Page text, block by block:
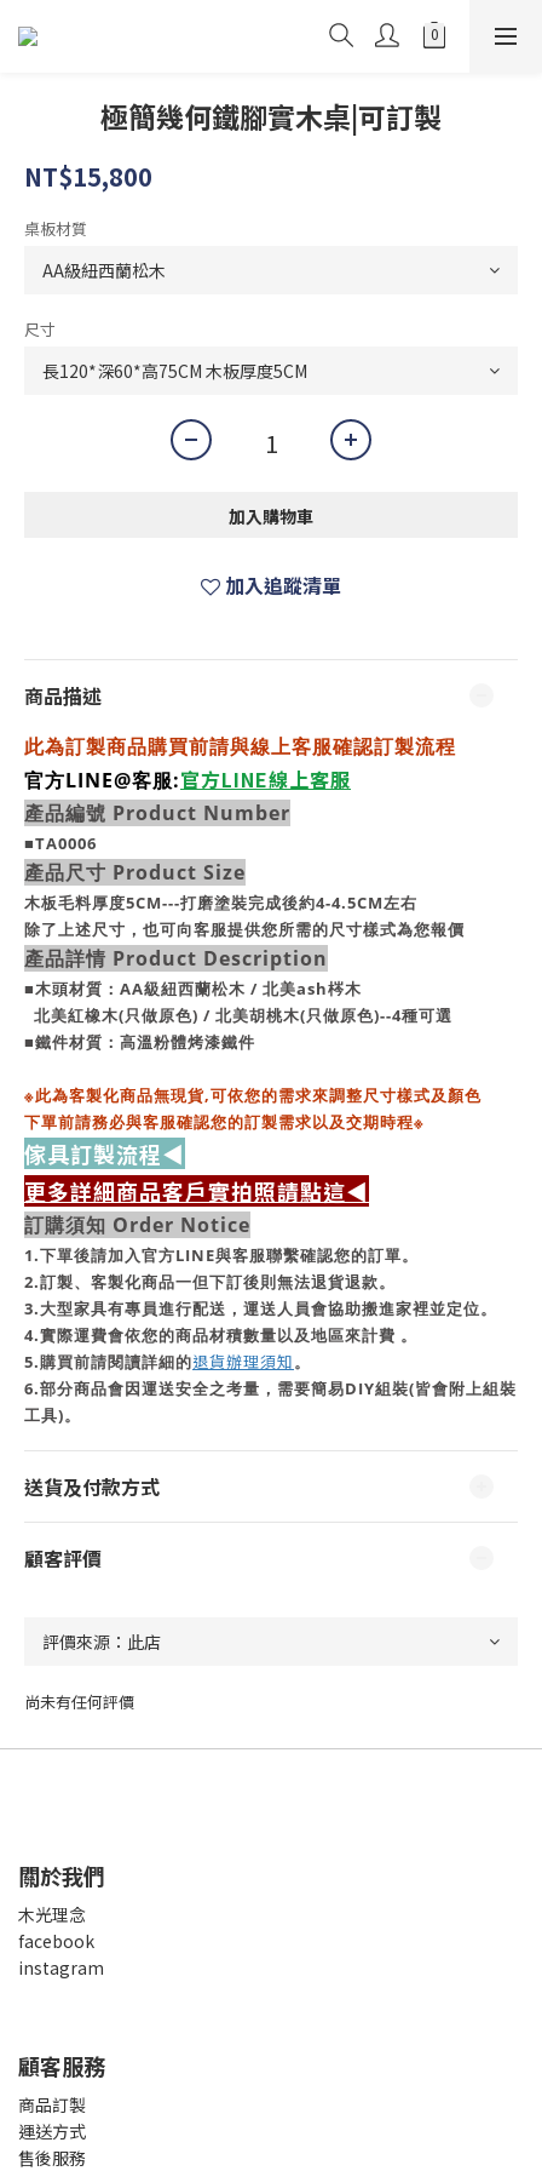
極簡幾何鐵腳實木桌|可訂製
NT$15,800
桌板材質
尺寸
加入購物車
加入追蹤清單
商品描述
此為訂製商品購買前請與線上客服確認訂製流程
官方LINE@客服:官方LINE線上客服
產品編號 Product Number
■TA0006
產品尺寸 Product Size
木板毛料厚度5CM---打磨塗裝完成後約4-4.5CM左右
除了上述尺寸，也可向客服提供您所需的尺寸樣式為您報價
產品詳情 Product Description
■木頭材質：AA級紐西蘭松木 / 北美ash梣木
北美紅橡木(只做原色) / 北美胡桃木(只做原色)--4種可選
■鐵件材質：高溫粉體烤漆鐵件
※此為客製化商品無現貨,可依您的需求來調整尺寸樣式及顏色
下單前請務必與客服確認您的訂製需求以及交期時程※
傢具訂製流程◀
更多詳細商品客戶實拍照請點這◀
訂購須知 Order Notice
1.下單後請加入官方LINE與客服聯繫確認您的訂單。
2.訂製、客製化商品一但下訂後則無法退貨退款。
3.大型家具有專員進行配送，運送人員會協助搬進家裡並定位。
4.實際運費會依您的商品材積數量以及地區來計費 。
5.購買前請閱讀詳細的退貨辦理須知。
6.部分商品會因運送安全之考量，需要簡易DIY組裝(皆會附上組裝
工具)。
送貨及付款方式
顧客評價
尚未有任何評價
關於我們
木光理念
facebook
instagram
顧客服務
商品訂製
運送方式
售後服務